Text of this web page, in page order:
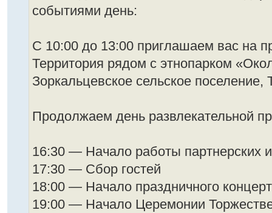
событиями день:
С 10:00 до 13:00 приглашаем вас на
Территория рядом с этнопарком
Зоркальцевское сельское поселение,
Продолжаем день развлекательной
16:30 — Начало работы партнерских
17:30 — Сбор гостей
18:00 — Начало праздничного
19:00 — Начало Церемонии